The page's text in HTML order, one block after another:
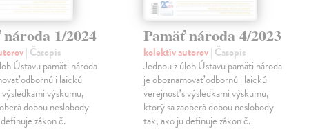
1/2024
| Časopis
Ústavu pamäti národa
odbornú i laickú
výskumu,
dobou neslobody
zákon č.
Pamäť národa 4/2023
kolektív autorov| Časopis
Jednou z úloh Ústavu pamäti národa
je oboznamovať odbornú i laickú
verejnosť s výsledkami výskumu,
ktorý sa zaoberá dobou neslobody
tak, ako ju definuje zákon č.